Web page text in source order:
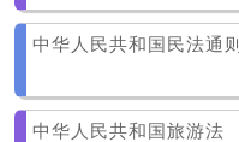
中华人民共和国民法通则
中华人民共和国旅游法